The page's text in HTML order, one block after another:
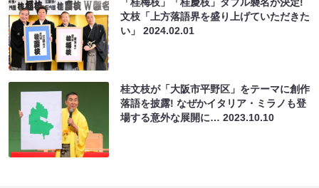
文枝「上方落語界を盛り上げていただきた
い」2024.02.01
桂文枝が「大阪市平野区」をテーマに創作
落語を披露! なぜかイタリア・ミラノも登
場する意外な展開に…2023.10.10